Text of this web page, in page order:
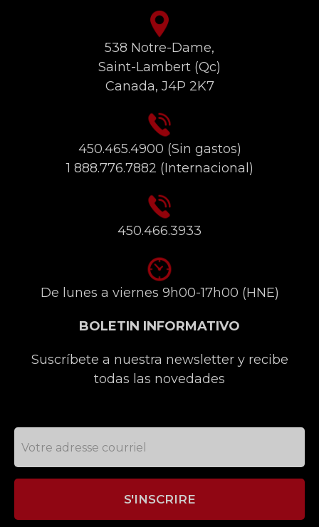
538 Notre-Dame,
Saint-Lambert (Qc)
Canada, J4P 2K7
450.465.4900 (Sin gastos)
1 888.776.7882 (Internacional)
450.466.3933
De lunes a viernes 9h00-17h00 (HNE)
BOLETIN INFORMATIVO
Suscríbete a nuestra newsletter y recibe
todas las novedades